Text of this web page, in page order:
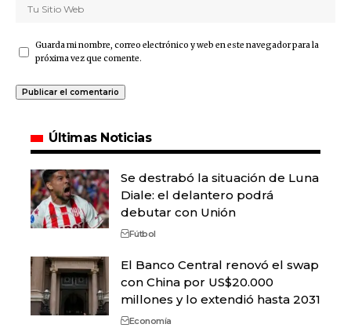
Guarda mi nombre, correo electrónico y web en este navegador para la
próxima vez que comente.
Últimas Noticias
Se destrabó la situación de Luna
Diale: el delantero podrá
debutar con Unión
Fútbol
El Banco Central renovó el swap
con China por US$20.000
millones y lo extendió hasta 2031
Economía